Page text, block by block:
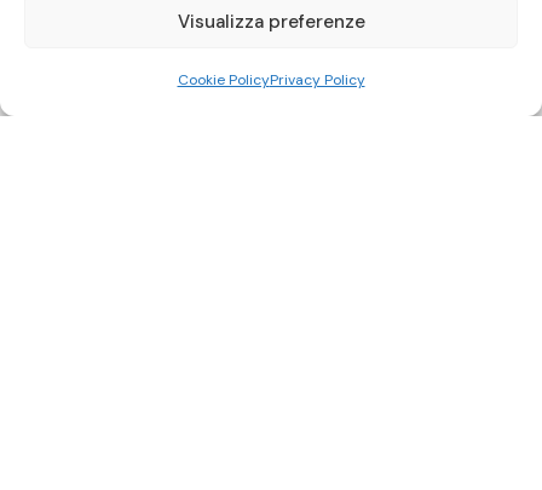
Visualizza preferenze
Cookie PolicyPrivacy Policy